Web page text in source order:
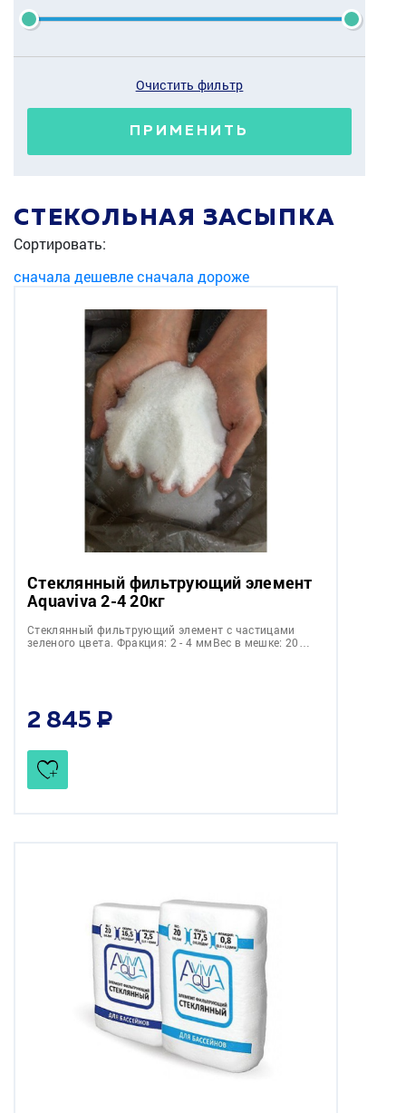
Очистить фильтр
ПРИМЕНИТЬ
СТЕКОЛЬНАЯ ЗАСЫПКА
Сортировать:
сначала дешевлесначала дороже
Стеклянный фильтрующий элемент
Aquaviva 2-4 20кг
Стеклянный фильтрующий элемент с частицами
зеленого цвета. Фракция: 2 - 4 ммВес в мешке: 20…
2 845